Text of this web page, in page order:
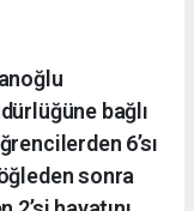
bağlı
6’sı
sonra